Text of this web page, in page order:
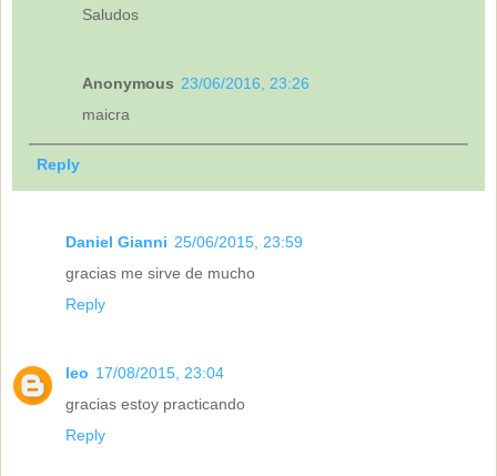
Saludos
Anonymous 23/06/2016, 23:26
maicra
Reply
Daniel Gianni 25/06/2015, 23:59
gracias me sirve de mucho
Reply
leo 17/08/2015, 23:04
gracias estoy practicando
Reply